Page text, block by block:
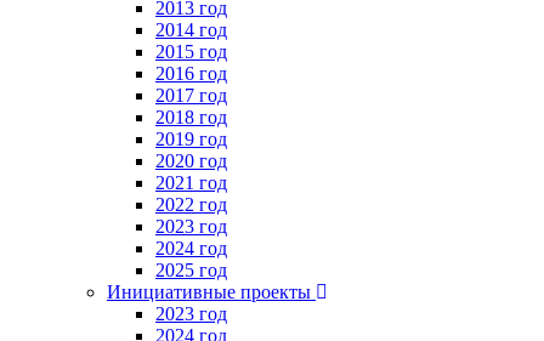
2013 год
2014 год
2015 год
2016 год
2017 год
2018 год
2019 год
2020 год
2021 год
2022 год
2023 год
2024 год
2025 год
Инициативные проекты
2023 год
2024 год